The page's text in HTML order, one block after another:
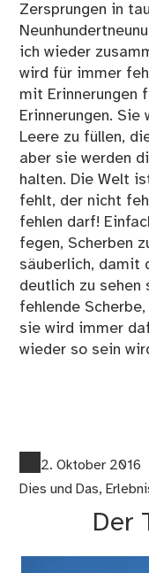
Zersprungen in
ich wieder
wird für immer
mit Erinnerungen
Erinnerungen.
Leere zu füllen,
aber sie werden
halten. Die Welt
fehlt, der nicht
fehlen darf!
fegen, Scherben
säuberlich, damit
deutlich zu sehen
fehlende
sie wird immer
wieder so sein
2. Oktober 2016
Dies und Das,
Der